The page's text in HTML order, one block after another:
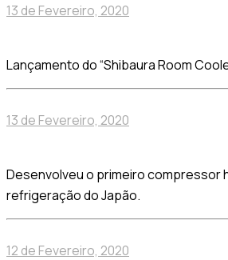
13 de Fevereiro, 2020
Lançamento do “Shibaura Room
13 de Fevereiro, 2020
Desenvolveu o primeiro compressor
refrigeração do Japão.
12 de Fevereiro, 2020